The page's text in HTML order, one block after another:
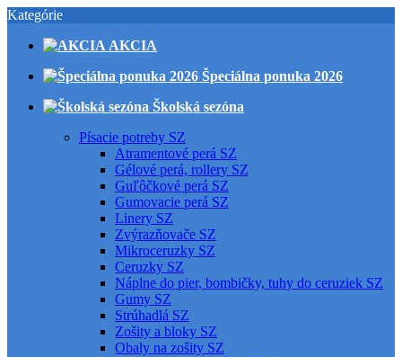
Kategórie
AKCIA
Špeciálna ponuka 2026
Školská sezóna
Písacie potreby SZ
Atramentové perá SZ
Gélové perá, rollery SZ
Guľôčkové perá SZ
Gumovacie perá SZ
Linery SZ
Zvýrazňovače SZ
Mikroceruzky SZ
Ceruzky SZ
Náplne do pier, bombičky, tuhy do ceruziek SZ
Gumy SZ
Strúhadlá SZ
Zošity a bloky SZ
Obaly na zošity SZ